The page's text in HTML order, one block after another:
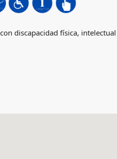
discapacidad física,